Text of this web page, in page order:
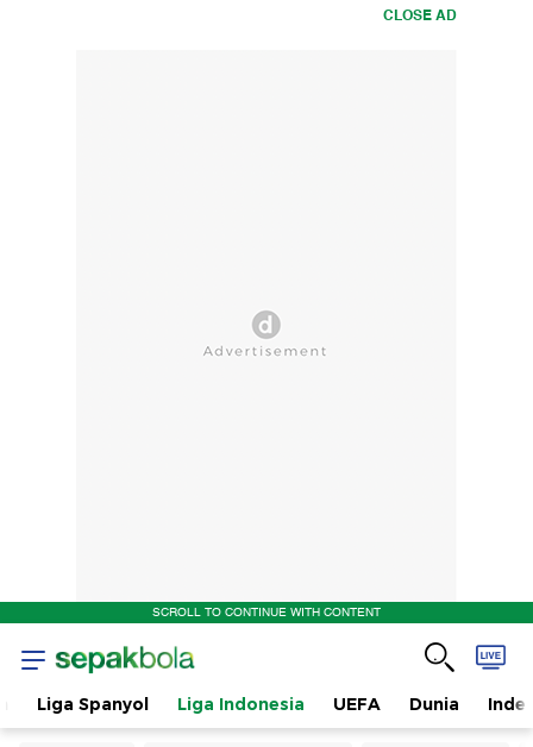
CLOSE AD
SCROLL TO CONTINUE WITH CONTENT
Liga Spanyol Liga Indonesia UEFA Dunia